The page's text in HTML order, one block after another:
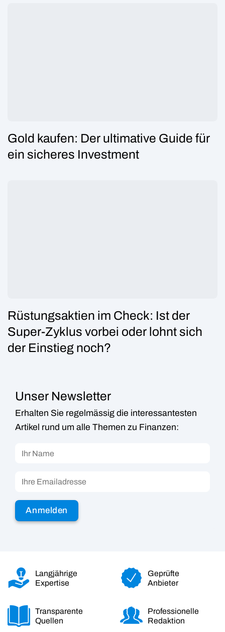
Gold kaufen: Der ultimative Guide für
ein sicheres Investment
Rüstungsaktien im Check: Ist der
Super-Zyklus vorbei oder lohnt sich
der Einstieg noch?
Unser Newsletter
Erhalten Sie regelmässig die interessantesten
Artikel rund um alle Themen zu Finanzen:
Langjährige
Expertise
Geprüfte
Anbieter
Transparente
Quellen
Professionelle
Redaktion